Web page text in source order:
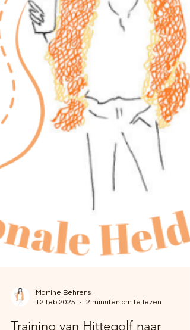
12 feb 2025
2 minuten om te lezen